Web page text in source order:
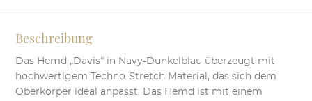
Beschreibung
Das Hemd „Davis“ in Navy-Dunkelblau überzeugt mit
hochwertigem Techno-Stretch Material, das sich dem
Oberkörper ideal anpasst. Das Hemd ist mit einem